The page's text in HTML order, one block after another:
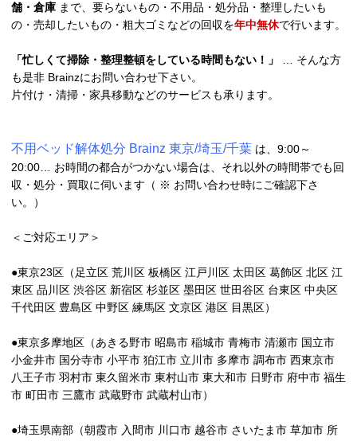
舗・倉庫 まで、要らないもの・不用品・処分品・整理したいも
の・売却したいもの・粗大ゴミなどの回収を年中無休で行います。
「忙しくて掃除・整理整頓をしている時間もない！」
… そんな方
も是非 Brainzにお問い合わせ下さい。
片付け・清掃・家具移動などのサービスも承ります。
不用ベッド解体処分 Brainz 東京/埼玉/千葉 は、9:00～
20:00… お時間の都合がつかない場合は、それ以外の時間帯でも回
収・処分・買取に伺います（ ※ お問い合わせ時にご確認下さ
い。）
＜ご対応エリア＞
●東京23区（足立区 荒川区 板橋区 江戸川区 太田区 葛飾区 北区 江
東区 品川区 渋谷区 新宿区 杉並区 墨田区 世田谷区 台東区 中央区
千代田区 豊島区 中野区 練馬区 文京区 港区 目黒区）
●東京多摩地区（あきる野市 昭島市 稲城市 青梅市 清瀬市 国立市
小金井市 国分寺市 小平市 狛江市 立川市 多摩市 調布市 西東京市
八王子市 羽村市 東久留米市 東村山市 東大和市 日野市 府中市 福生
市 町田市 三鷹市 武蔵野市 武蔵村山市）
●埼玉県南部（朝霞市 入間市 川口市 越谷市 さいたま市 草加市 所